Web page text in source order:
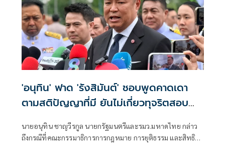
'อนุทิน' ฟาด 'รังสิมันต์' ชอบพูดคาดเดา
ตามสติปัญญาที่มี ยันไม่เกี่ยวทุจริตสอบ
นายอนุทิน ชาญวีรกูล นายกรัฐมนตรีและรมว.มหาดไทย กล่าว
ถึงกรณีที่คณะกรรมาธิการการกฎหมาย การยุติธรรม และสิทธิ